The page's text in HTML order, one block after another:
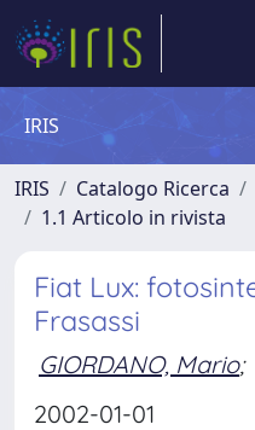
IRIS
IRIS Catalogo Ricerca
1.1 Articolo in rivista
Fiat Lux:
Frasassi
GIORDANO, Mario;
2002-01-01